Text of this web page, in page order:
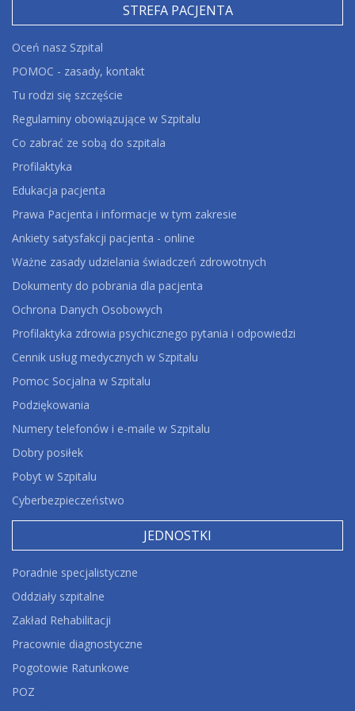
STREFA PACJENTA
Oceń nasz Szpital
POMOC - zasady, kontakt
Tu rodzi się szczęście
Regulaminy obowiązujące w Szpitalu
Co zabrać ze sobą do szpitala
Profilaktyka
Edukacja pacjenta
Prawa Pacjenta i informacje w tym zakresie
Ankiety satysfakcji pacjenta - online
Ważne zasady udzielania świadczeń zdrowotnych
Dokumenty do pobrania dla pacjenta
Ochrona Danych Osobowych
Profilaktyka zdrowia psychicznego pytania i odpowiedzi
Cennik usług medycznych w Szpitalu
Pomoc Socjalna w Szpitalu
Podziękowania
Numery telefonów i e-maile w Szpitalu
Dobry posiłek
Pobyt w Szpitalu
Cyberbezpieczeństwo
JEDNOSTKI
Poradnie specjalistyczne
Oddziały szpitalne
Zakład Rehabilitacji
Pracownie diagnostyczne
Pogotowie Ratunkowe
POZ